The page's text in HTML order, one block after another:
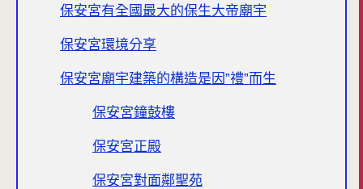
保安宮有全國最大的保生大帝廟宇
保安宮環境分享
保安宮廟宇建築的構造是因”禮”而生
保安宮鐘鼓樓
保安宮正殿
保安宮對面鄰聖苑